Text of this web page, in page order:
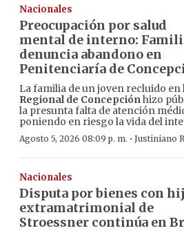
Nacionales
Preocupación por salud
mental de interno:
denuncia abandono en
Penitenciaría de
La familia de un joven recluido en
Regional de Concepciónhizo
la presunta falta de atención
poniendo en riesgo la vida del
Agosto 5, 2026 08:09 p. m. · Justiniano
Nacionales
Disputa por bienes con
extramatrimonial de
Stroessner continúa en